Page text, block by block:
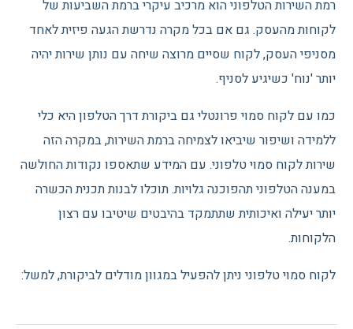
רמת השירות הטלפוני הוא מרכיב עיקרי ברמת השביעות של
לקוחות מהעסק. גם אם בכל מקרה נדרשת הגעה פיזית לאחד
מסניפי העסק, לקוח שסיים מרוצה שיחה עם נותן שירות יהיה
יותר 'נוח' כשיגיע לסניף.
כמו עם לקוח סמוי פרונטלי גם ביקורת דרך הטלפון היא כלי
ללמידה ושיפור שיביאו לצמיחה ברמת השירות, במקרה הזה
שירות לקוח סמוי טלפוני. עם המידע שתאספו נקודות החולשה
במענה הטלפוני תהפוכנה גלויות. תוכלו לבנות תכנית הכשרה
יותר יעילה ואיכותית שתתמקד בהיבטים שיטיבו עם רצון
הלקוחות.
לקוח סמוי טלפוני ניתן להפעיל במגוון מודלים לביקורת, למשל: